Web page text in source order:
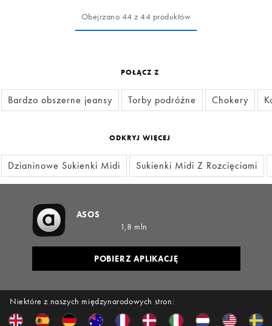
Obejrzano 44 z 44 produktów
POŁĄCZ Z
Bardzo obszerne jeansy Torby podróżne Chokery
ODKRYJ WIĘCEJ
Dzianinowe Sukienki Midi Sukienki Midi Z Rozcięciami
Niektóre z naszych międzynarodowych stron:
ASOS
1,8 mln
POBIERZ APLIKACJĘ